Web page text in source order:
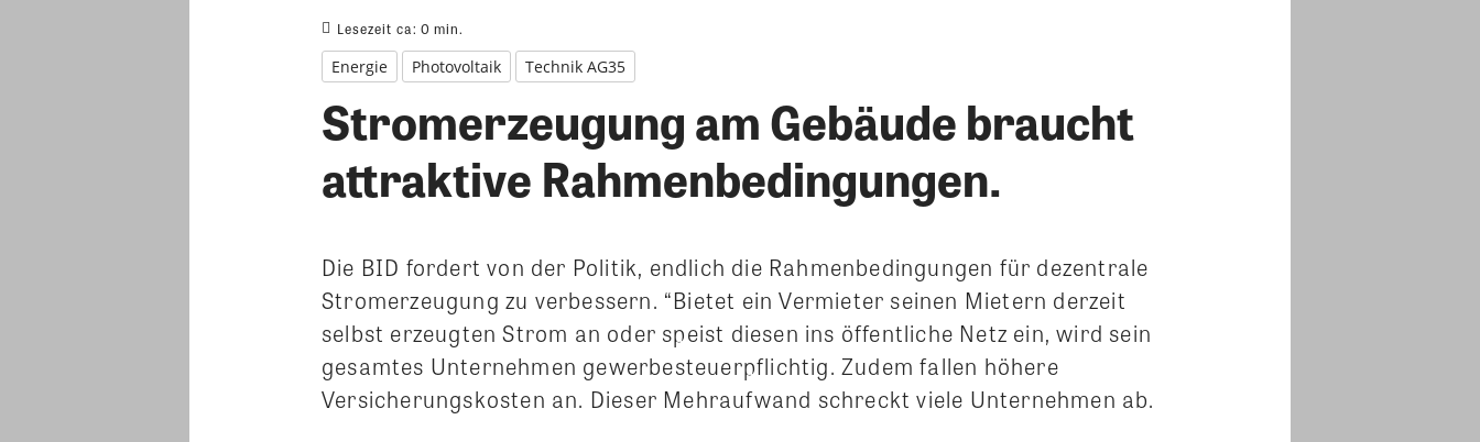
Lesezeit ca: 0 min.
Energie Photovoltaik Technik AG35
Stromerzeugung am Gebäude braucht
attraktive Rahmenbedingungen.
Die BID fordert von der Politik, endlich die Rahmenbedingungen für dezentrale
Stromerzeugung zu verbessern. “Bietet ein Vermieter seinen Mietern derzeit
selbst erzeugten Strom an oder speist diesen ins öffentliche Netz ein, wird sein
gesamtes Unternehmen gewerbesteuerpflichtig. Zudem fallen höhere
Versicherungskosten an. Dieser Mehraufwand schreckt viele Unternehmen ab.